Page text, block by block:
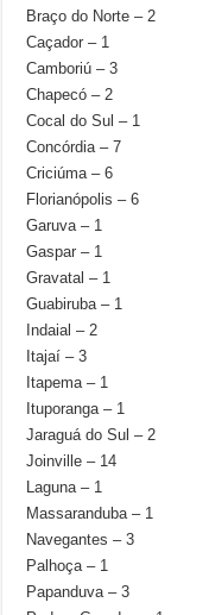
Braço do Norte – 2
Caçador – 1
Camboriú – 3
Chapecó – 2
Cocal do Sul – 1
Concórdia – 7
Criciúma – 6
Florianópolis – 6
Garuva – 1
Gaspar – 1
Gravatal – 1
Guabiruba – 1
Indaial – 2
Itajaí – 3
Itapema – 1
Ituporanga – 1
Jaraguá do Sul – 2
Joinville – 14
Laguna – 1
Massaranduba – 1
Navegantes – 3
Palhoça – 1
Papanduva – 3